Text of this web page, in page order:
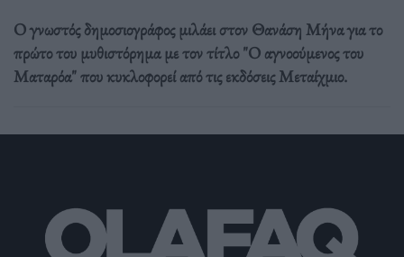
Ο γνωστός δημοσιογράφος μιλάει στον Θανάση Μήνα για το
πρώτο του μυθιστόρημα με τον τίτλο "Ο αγνοούμενος του
Ματαρόα" που κυκλοφορεί από τις εκδόσεις Μεταίχμιο.